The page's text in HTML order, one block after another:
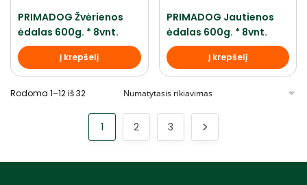
PRIMADOG Žvėrienos
ėdalas 600g. * 8vnt.
Į krepšelį
PRIMADOG Jautienos
ėdalas 600g. * 8vnt.
Į krepšelį
Rodoma 1–12 iš 32
1 2 3